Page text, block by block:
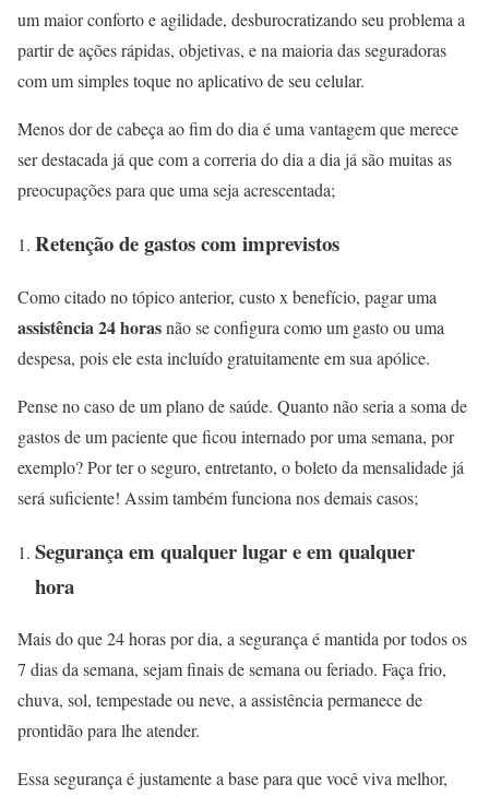
um maior conforto e agilidade, desburocratizando seu problema a
partir de ações rápidas, objetivas, e na maioria das seguradoras
com um simples toque no aplicativo de seu celular.
Menos dor de cabeça ao fim do dia é uma vantagem que merece
ser destacada já que com a correria do dia a dia já são muitas as
preocupações para que uma seja acrescentada;
Retenção de gastos com imprevistos
Como citado no tópico anterior, custo x benefício, pagar uma
assistência 24 horasnão se configura como um gasto ou uma
despesa, pois ele esta incluído gratuitamente em sua apólice.
Pense no caso de um plano de saúde. Quanto não seria a soma de
gastos de um paciente que ficou internado por uma semana, por
exemplo? Por ter o seguro, entretanto, o boleto da mensalidade já
será suficiente! Assim também funciona nos demais casos;
Segurança em qualquer lugar e em qualquer
hora
Mais do que 24 horas por dia, a segurança é mantida por todos os
7 dias da semana, sejam finais de semana ou feriado. Faça frio,
chuva, sol, tempestade ou neve, a assistência permanece de
prontidão para lhe atender.
Essa segurança é justamente a base para que você viva melhor,